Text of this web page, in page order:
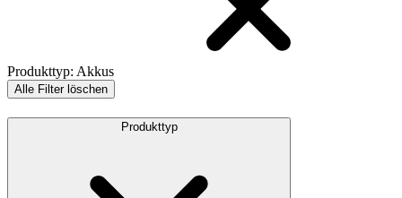
Produkttyp: Akkus
Alle Filter löschen
Produkttyp